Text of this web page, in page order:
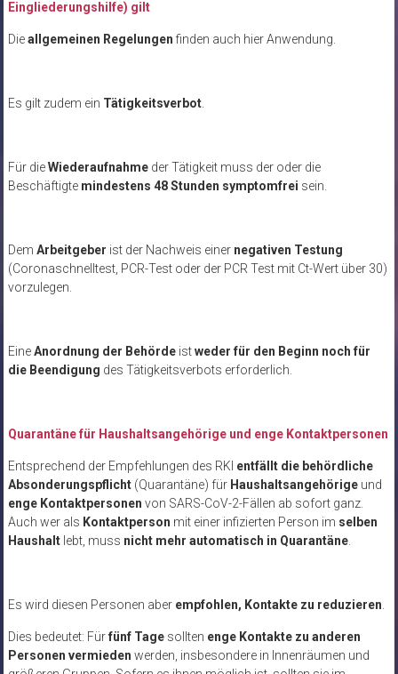
Eingliederungshilfe) gilt
Dieallgemeinen Regelungen finden auch hier Anwendung.
Es gilt zudem ein Tätigkeitsverbot.
Für dieWiederaufnahmeder Tätigkeit muss der oder die
Beschäftigte mindestens 48 Stunden symptomfrei sein.
Dem Arbeitgeber ist der Nachweis einer negativen Testung
(Coronaschnelltest, PCR-Test oder der PCR Test mit Ct-Wert über 30)
vorzulegen.
EineAnordnung der Behördeistweder für den Beginn noch für
die Beendigung des Tätigkeitsverbots erforderlich.
Quarantäne für Haushaltsangehörige und enge Kontaktpersonen
Entsprechend der Empfehlungen des RKI entfällt die behördliche
Absonderungspflicht(Quarantäne) für Haushaltsangehörigeund
enge Kontaktpersonen von SARS-CoV-2-Fällen ab sofort ganz.
Auch wer als Kontaktperson mit einer infizierten Person im selben
Haushaltlebt, muss nicht mehr automatisch in Quarantäne.
Es wird diesen Personen aber empfohlen, Kontakte zu reduzieren
Dies bedeutet: Fürfünf Tagesollten enge Kontakte zu anderen
Personen vermieden werden, insbesondere in Innenräumen und